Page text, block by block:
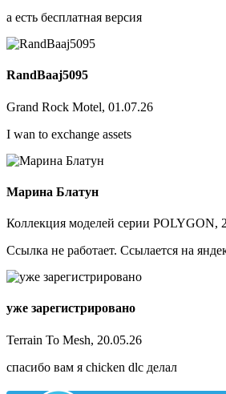
а есть бесплатная версия
RandBaaj5095
Grand Rock Motel, 01.07.26
I wan to exchange assets
Марина Блатун
Коллекция моделей серии POLYGON,
Ссылка не работает. Ссылается на
уже зарегистрировано
Terrain To Mesh, 20.05.26
спасибо вам я chicken dlc делал